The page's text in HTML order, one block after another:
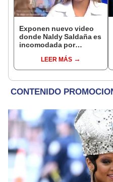
Exponen nuevo video
donde Naldy Saldaña es
incomodada por
Luz: la agarra de la
mano sin su
LEER MÁS